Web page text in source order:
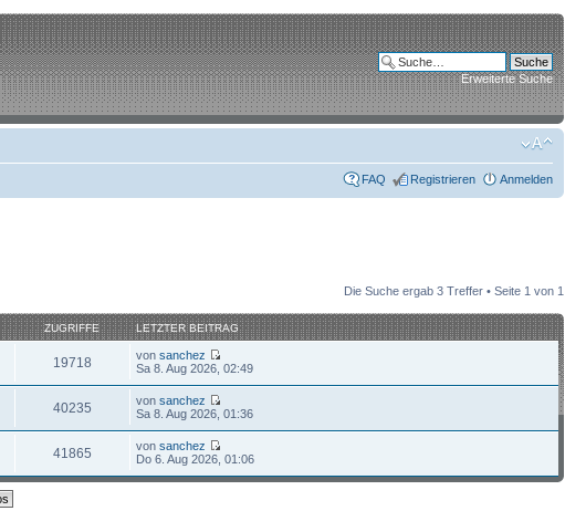
Erweiterte Suche
FAQ Registrieren Anmelden
Die Suche ergab 3 Treffer • Seite 1 von 1
ZUGRIFFE LETZTER BEITRAG
19718 vonsanchez
Sa 8. Aug 2026, 02:49
40235 vonsanchez
Sa 8. Aug 2026, 01:36
41865 vonsanchez
Do 6. Aug 2026, 01:06